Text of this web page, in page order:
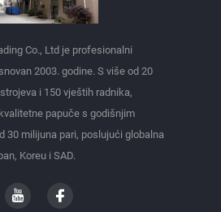
Co., Ltd je profesionalni
2003. godine. S više od 20
i 150 vještih radnika,
papuče s godišnjim
30 milijuna pari, poslujući globalna
Koreu i SAD.